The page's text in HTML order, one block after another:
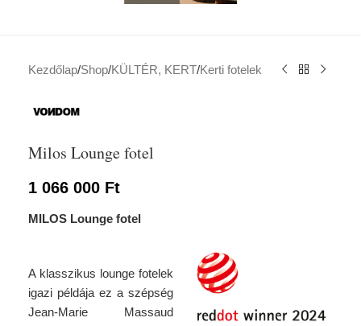
Kezdőlap/Shop/KÜLTÉR, KERT/Kerti fotelek
Milos Lounge fotel
1 066 000 Ft
MILOS Lounge fotel
A klasszikus lounge fotelek
igazi példája ez a szépség
Jean-Marie Massaud